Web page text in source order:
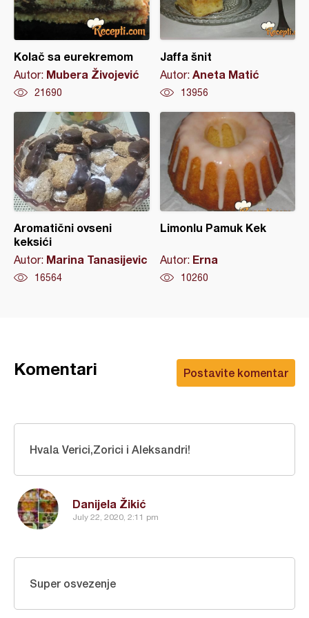
Kolač sa eurekremom
Autor: Mubera Živojević
21690
Jaffa šnit
Autor: Aneta Matić
13956
Aromatični ovseni
keksići
Autor: Marina Tanasijevic
16564
Limonlu Pamuk Kek
Autor: Erna
10260
Postavite komentar
Komentari
Danijela Žikić
July 22, 2020, 2:11 pm
Hvala Verici,Zorici i Aleksandri!
Super osvezenje